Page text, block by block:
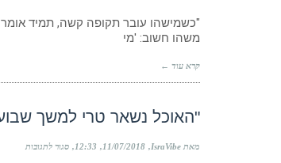
תת-
"כשמישהו עובר תקופה קשה, תמיד
משהו חשוב: 'מי
קרא עוד ←
"האוכל נשאר טרי למשך
מאת IsraVibe 11/07/2018
12:33 סגור לתגובות